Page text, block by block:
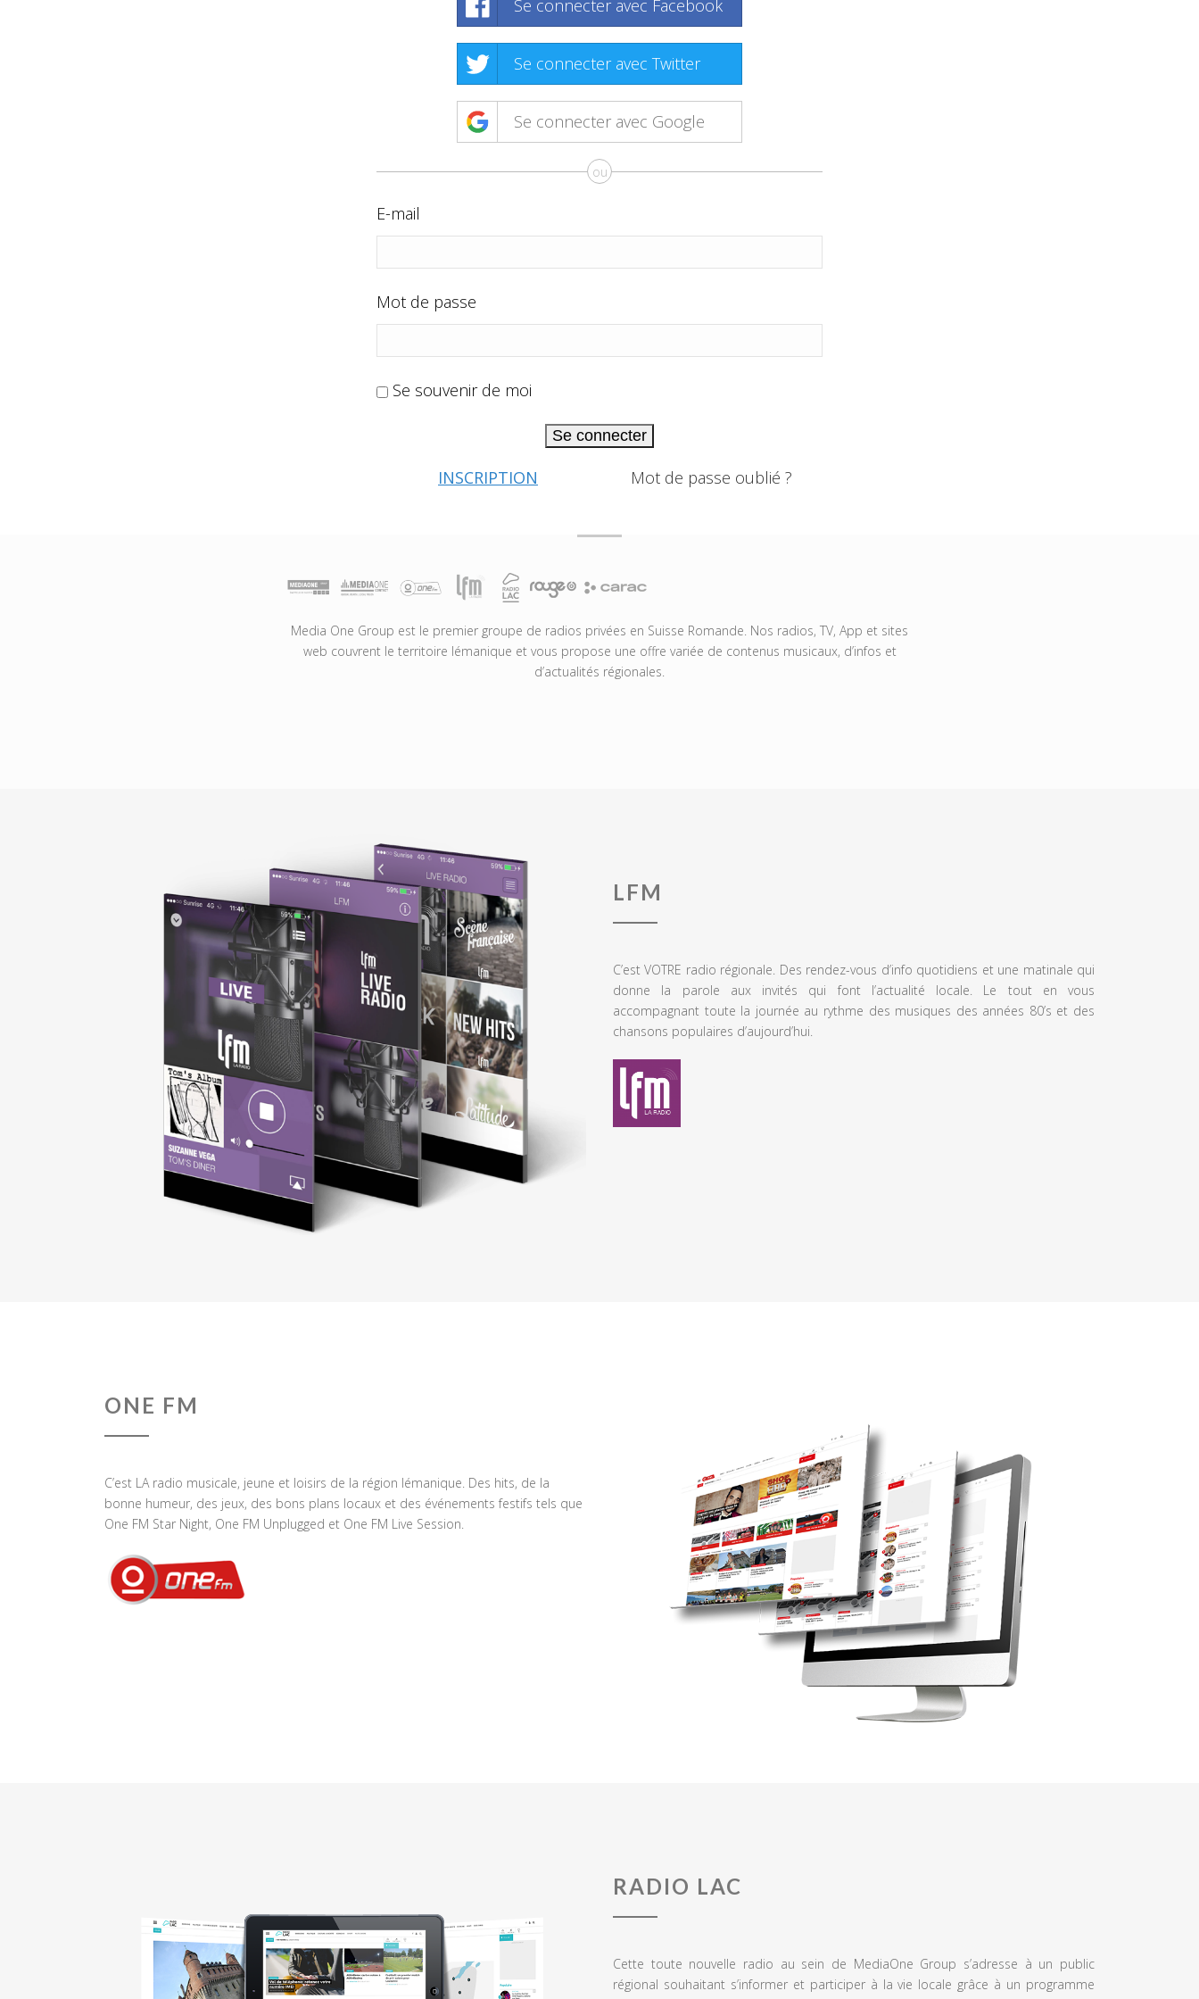
Se connecter avec Facebook
Se connecter avec Twitter
Se connecter avec Google
ou
E-mail
Mot de passe
Se souvenir de moi
Se connecter
INSCRIPTION Mot de passe oublié ?
Media One Group est le premier groupe de radios privées en Suisse Romande. Nos radios, TV, App et sites
web couvrent le territoire lémanique et vous propose une offre variée de contenus musicaux, d’infos et
d’actualités régionales.
LFM
C’est VOTRE radio régionale. Des rendez-vous d’info quotidiens et une matinale qui
donne la parole aux invités qui font l’actualité locale. Le tout en vous
accompagnant toute la journée au rythme des musiques des années 80’s et des
chansons populaires d’aujourd’hui.
ONE FM
C’est LA radio musicale, jeune et loisirs de la région lémanique. Des hits, de la
bonne humeur, des jeux, des bons plans locaux et des événements festifs tels que
One FM Star Night, One FM Unplugged et One FM Live Session.
RADIO LAC
Cette toute nouvelle radio au sein de MediaOne Group s’adresse à un public
régional souhaitant s’informer et participer à la vie locale grâce à un programme